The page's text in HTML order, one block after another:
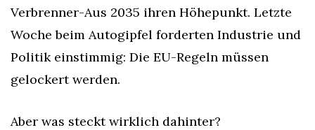
Verbrenner-Aus 2035 ihren Höhepunkt. Letzte
Woche beim Autogipfel forderten Industrie und
Politik einstimmig: Die EU-Regeln müssen
gelockert werden.
Aber was steckt wirklich dahinter?